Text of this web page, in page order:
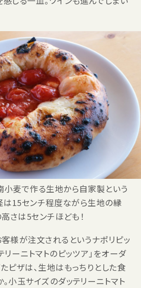
麦で作る生地から自家製という
は15センチ程度ながら生地の縁
高さは5センチほども！
様が注文されるというナポリピッ
リーニトマトのピッツア」をオーダ
ピザは、生地はもっちりとした食
小玉サイズのダッテリーニトマト